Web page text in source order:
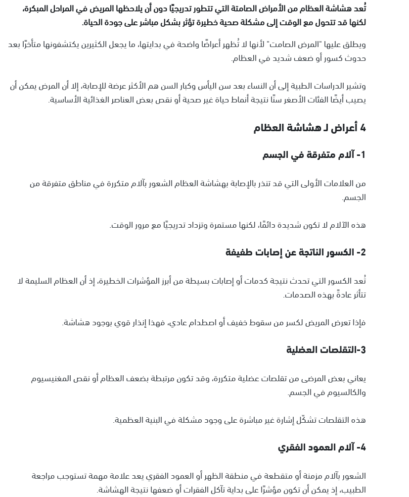
تُعد هشاشة العظام من الأمراض الصامتة التي تتطور تدريجيًا دون أن يلاحظها المريض في المراحل المبكرة،
لكنها قد تتحول مع الوقت إلى مشكلة صحية خطيرة تؤثر بشكل مباشر على جودة الحياة.
ويطلق عليها "المرض الصامت" لأنها لا تُظهر أعراضًا واضحة في بدايتها، ما يجعل الكثيرين يكتشفونها متأخرًا بعد
حدوث كسور أو ضعف شديد في العظام.
وتشير الدراسات الطبية إلى أن النساء بعد سن اليأس وكبار السن هم الأكثر عرضة للإصابة، إلا أن المرض يمكن أن
يصيب أيضًا الفئات الأصغر سنًا نتيجة أنماط حياة غير صحية أو نقص بعض العناصر الغذائية الأساسية.
4 أعراض لـ هشاشة العظام
1- آلام متفرقة في الجسم
من العلامات الأولى التي قد تنذر بالإصابة بهشاشة العظام الشعور بآلام متكررة في مناطق متفرقة من
الجسم.
هذه الآلام لا تكون شديدة دائمًا، لكنها مستمرة وتزداد تدريجيًا مع مرور الوقت.
2- الكسور الناتجة عن إصابات طفيفة
تُعد الكسور التي تحدث نتيجة كدمات أو إصابات بسيطة من أبرز المؤشرات الخطيرة، إذ أن العظام السليمة لا
تتأثر عادةً بهذه الصدمات.
فإذا تعرض المريض لكسر من سقوط خفيف أو اصطدام عادي، فهذا إنذار قوي بوجود هشاشة.
3-التقلصات العضلية
يعاني بعض المرضى من تقلصات عضلية متكررة، وقد تكون مرتبطة بضعف العظام أو نقص المغنيسيوم
والكالسيوم في الجسم.
هذه التقلصات تشكّل إشارة غير مباشرة على وجود مشكلة في البنية العظمية.
4- آلام العمود الفقري
الشعور بآلام مزمنة أو متقطعة في منطقة الظهر أو العمود الفقري يعد علامة مهمة تستوجب مراجعة
الطبيب، إذ يمكن أن تكون مؤشرًا على بداية تآكل الفقرات أو ضعفها نتيجة الهشاشة.